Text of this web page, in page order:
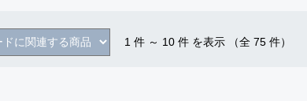
1 件 ～ 10 件 を表示 （全 75 件）